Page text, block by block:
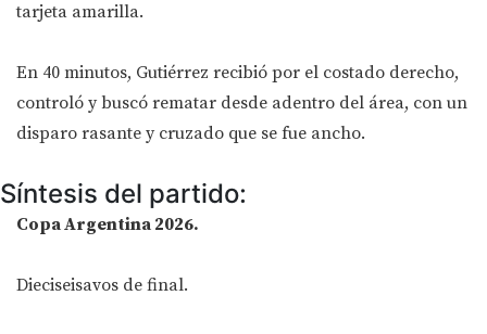
tarjeta amarilla.
En 40 minutos, Gutiérrez recibió por el costado derecho,
controló y buscó rematar desde adentro del área, con un
disparo rasante y cruzado que se fue ancho.
Síntesis del partido:
Copa Argentina 2026.
Dieciseisavos de final.